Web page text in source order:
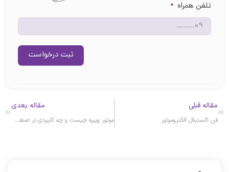
تلفن همراه
ثبت درخواست
قبلی
اکسترنال الکتروموتور
مقاله بعدی
موتور ویبره چیست و چه کاربردی در صنعت دارد؟